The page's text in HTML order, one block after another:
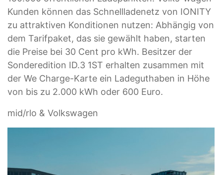
Kunden können das Schnellladenetz von IONITY
zu attraktiven Konditionen nutzen: Abhängig von
dem Tarifpaket, das sie gewählt haben, starten
die Preise bei 30 Cent pro kWh. Besitzer der
Sonderedition ID.3 1ST erhalten zusammen mit
der We Charge-Karte ein Ladeguthaben in Höhe
von bis zu 2.000 kWh oder 600 Euro.
mid/rlo & Volkswagen